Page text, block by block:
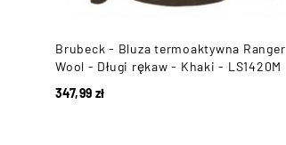
Brubeck - Bluza termoaktywna Ranger
Wool - Długi rękaw - Khaki - LS1420M
347,99 zł